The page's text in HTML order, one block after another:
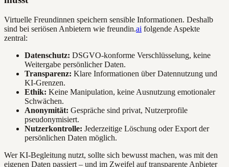
Virtuelle Freundinnen speichern sensible Informationen. Deshalb
sind bei seriösen Anbietern wie freundin.ai folgende Aspekte
zentral:
Datenschutz: DSGVO-konforme Verschlüsselung, keine
Weitergabe persönlicher Daten.
Transparenz: Klare Informationen über Datennutzung und
KI-Grenzen.
Ethik: Keine Manipulation, keine Ausnutzung emotionaler
Schwächen.
Anonymität: Gespräche sind privat, Nutzerprofile
pseudonymisiert.
Nutzerkontrolle: Jederzeitige Löschung oder Export der
persönlichen Daten möglich.
Wer KI-Begleitung nutzt, sollte sich bewusst machen, was mit den
eigenen Daten passiert – und im Zweifel auf transparente Anbieter